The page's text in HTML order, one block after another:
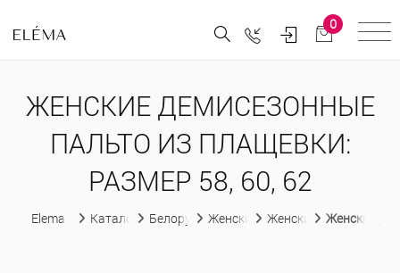
0
ЖЕНСКИЕ ДЕМИСЕЗОННЫЕ
ПАЛЬТО ИЗ ПЛАЩЕВКИ:
РАЗМЕР 58, 60, 62
Elema Каталог Белорусская женская одежда
Женские пальто
Женские Женские